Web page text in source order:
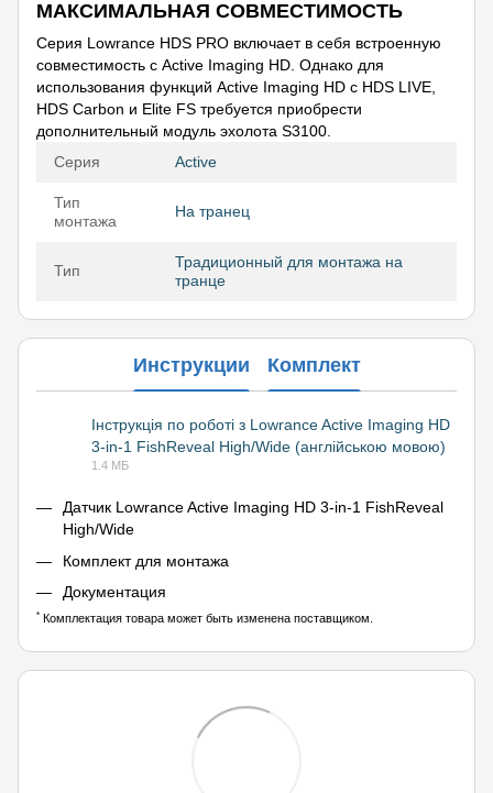
МАКСИМАЛЬНАЯ СОВМЕСТИМОСТЬ
Серия Lowrance HDS PRO включает в себя встроенную
совместимость с Active Imaging HD. Однако для
использования функций Active Imaging HD с HDS LIVE,
HDS Carbon и Elite FS требуется приобрести
дополнительный модуль эхолота S3100.
Серия
Active
Тип
монтажа
На транец
Тип
Традиционный для монтажа на
транце
Инструкции Комплект
Інструкція по роботі з Lowrance Active Imaging HD
3-in-1 FishReveal High/Wide (англійською мовою)
1.4 МБ
Датчик Lowrance Active Imaging HD 3-in-1 FishReveal
High/Wide
Комплект для монтажа
Документация
* Комплектация товара может быть изменена поставщиком.